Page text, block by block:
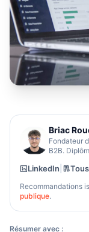
Briac
Fondateur
B2B.
LinkedIn
Recommandations
publique.
Résumer avec :